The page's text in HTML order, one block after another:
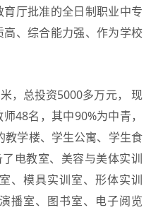
厅批准的全日制职业中专
、综合能力强、作为学校
总投资5000多万元， 现
48名，其中90%为中青，
学楼、学生公寓、学生食
电教室、美容与美体实训
、模具实训室、形体实训
播室、图书室、电子阅览